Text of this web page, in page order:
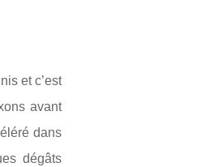
et c’est
avant
dans
dégâts